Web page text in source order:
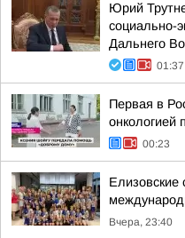
Юрий
социально-
Дальнего
01:37
Первая в
00:23
Елизовские
Вчера, 23:40